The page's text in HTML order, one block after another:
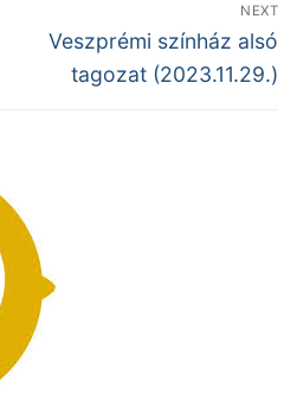
NEXT
Veszprémi színház alsó
tagozat (2023.11.29.)